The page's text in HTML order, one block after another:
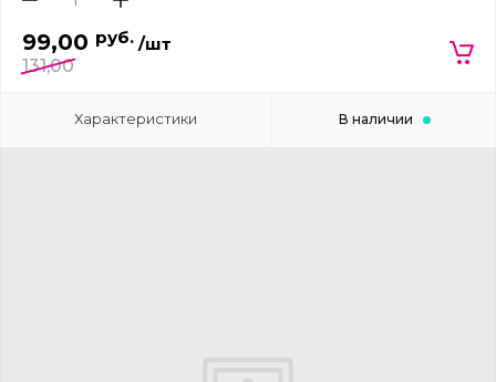
99,00 руб. /шт
131,00
Характеристики В наличии